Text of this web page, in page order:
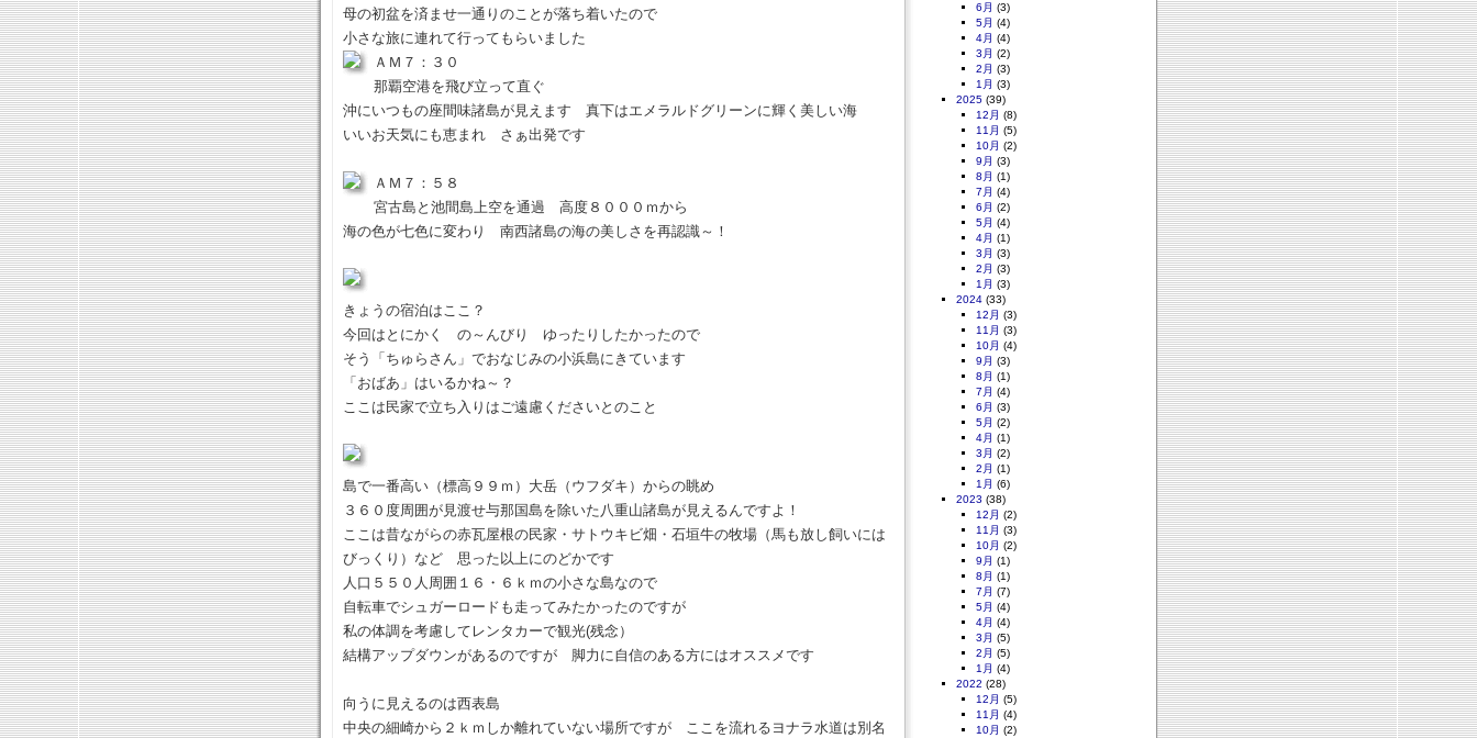
母の初盆を済ませ一通りのことが落ち着いたので
小さな旅に連れて行ってもらいました
ＡＭ７：３０
那覇空港を飛び立って直ぐ
沖にいつもの座間味諸島が見えます 真下はエメラルドグリーンに輝く美しい海
いいお天気にも恵まれ さぁ出発です
ＡＭ７：５８
宮古島と池間島上空を通過 高度８０００ｍから
海の色が七色に変わり 南西諸島の海の美しさを再認識～！
きょうの宿泊はここ？
今回はとにかく の～んびり ゆったりしたかったので
そう「ちゅらさん」でおなじみの小浜島にきています
「おばあ」はいるかね～？
ここは民家で立ち入りはご遠慮くださいとのこと
島で一番高い（標高９９ｍ）大岳（ウフダキ）からの眺め
３６０度周囲が見渡せ与那国島を除いた八重山諸島が見えるんですよ！
ここは昔ながらの赤瓦屋根の民家・サトウキビ畑・石垣牛の牧場（馬も放し飼いには
びっくり）など 思った以上にのどかです
人口５５０人周囲１６・６ｋｍの小さな島なので
自転車でシュガーロードも走ってみたかったのですが
私の体調を考慮してレンタカーで観光(残念）
結構アップダウンがあるのですが 脚力に自信のある方にはオススメです
向うに見えるのは西表島
中央の細崎から２ｋｍしか離れていない場所ですが ここを流れるヨナラ水道は別名
6月 (3)
5月 (4)
4月 (4)
3月 (2)
2月 (3)
1月 (3)
2025 (39)
12月 (8)
11月 (5)
10月 (2)
9月 (3)
8月 (1)
7月 (4)
6月 (2)
5月 (4)
4月 (1)
3月 (3)
2月 (3)
1月 (3)
2024 (33)
12月 (3)
11月 (3)
10月 (4)
9月 (3)
8月 (1)
7月 (4)
6月 (3)
5月 (2)
4月 (1)
3月 (2)
2月 (1)
1月 (6)
2023 (38)
12月 (2)
11月 (3)
10月 (2)
9月 (1)
8月 (1)
7月 (7)
5月 (4)
4月 (4)
3月 (5)
2月 (5)
1月 (4)
2022 (28)
12月 (5)
11月 (4)
10月 (2)